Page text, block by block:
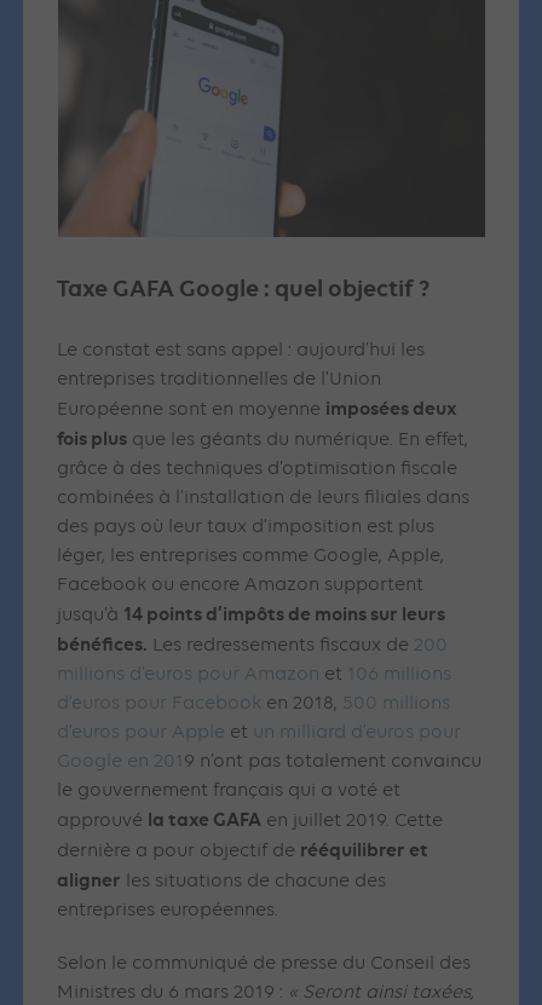
Taxe GAFA Google : quel objectif ?
Le constat est sans appel : aujourd’hui les
entreprises traditionnelles de l’Union
Européenne sont en moyenne imposées deux
fois plus que les géants du numérique. En effet,
grâce à des techniques d’optimisation fiscale
combinées à l’installation de leurs filiales dans
des pays où leur taux d’imposition est plus
léger, les entreprises comme Google, Apple,
Facebook ou encore Amazon supportent
jusqu’à 14 points d’impôts de moins sur leurs
bénéfices. Les redressements fiscaux de 200
millions d’euros pour Amazon et 1 06 millions
d’euros pour Facebook en 2018, 500 millions
d’euros pour Apple et un milliard d’euros pour
Google en 201 9 n’ont pas totalement convaincu
le gouvernement français qui a voté et
approuvé la taxe GAFA en juillet 2019. Cette
dernière a pour objectif de rééquilibrer et
aligner les situations de chacune des
entreprises européennes.
Selon le communiqué de presse du Conseil des
Ministres du 6 mars 2019 : « Seront ainsi taxées,